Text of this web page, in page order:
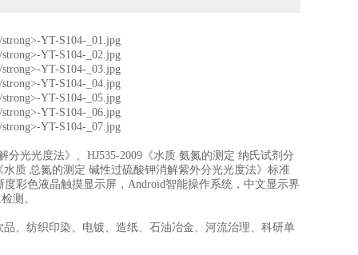
光光度法》、HJ535-2009《水质 氨氮的测定 纳氏试剂分
水质 总氮的测定 碱性过硫酸钾消解紫外分光光度法》标准
彩色液晶触摸显示屏，Android智能操作系统，中文显示界
测。
纺织印染、电镀、造纸、石油冶金、河流治理、科研单